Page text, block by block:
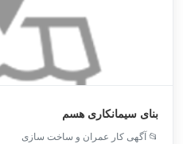
بنای سیمانکاری هسم
📂 آگهی کار عمران و ساخت سازی